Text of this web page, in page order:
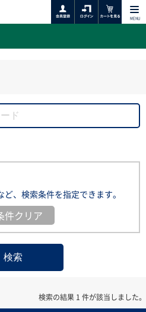
MENU
、検索条件を指定できます。
件クリア
検索の結果 1 件が該当しました。